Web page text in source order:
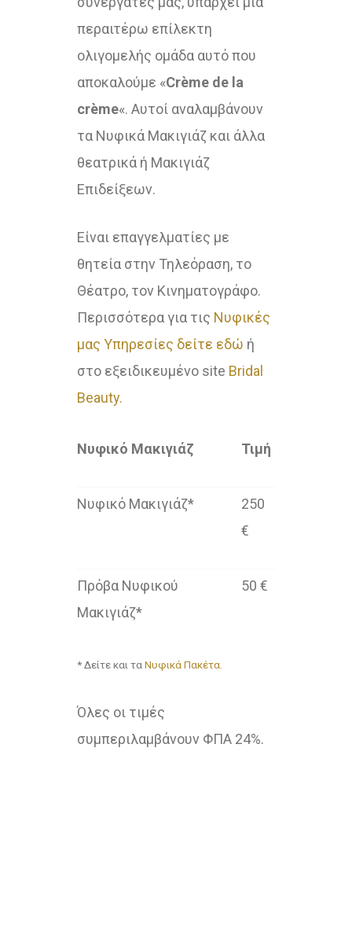
περαιτέρω επίλεκτη
ολιγομελής ομάδα αυτό που
αποκαλούμε «Crème de la
crème«. Αυτοί αναλαμβάνουν
τα Νυφικά Μακιγιάζ και άλλα
θεατρικά ή Μακιγιάζ
Επιδείξεων.
Είναι επαγγελματίες με
θητεία στην Τηλεόραση, το
Θέατρο, τον Κινηματογράφο.
Περισσότερα για τις Νυφικές
μας Υπηρεσίες δείτε εδώ ή
στο εξειδικευμένο site Bridal
Beauty.
Νυφικό Μακιγιάζ Τιμή
Νυφικό Μακιγιάζ*
250
€
Πρόβα Νυφικού
Μακιγιάζ*
50 €
* Δείτε και τα Νυφικά Πακέτα.
Όλες οι τιμές
συμπεριλαμβάνουν ΦΠΑ 24%.